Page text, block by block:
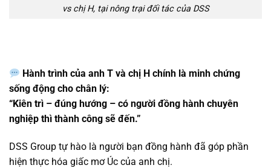
vs chị H, tại nông trại đối tác của DSS
Hành trình của anh T và chị H chính là minh chứng
sống động cho chân lý:
“Kiên trì – đúng hướng – có người đồng hành chuyên
nghiệp thì thành công sẽ đến.”
DSS Group tự hào là người bạn đồng hành đã góp phần
hiện thực hóa giấc mơ Úc của anh chị.